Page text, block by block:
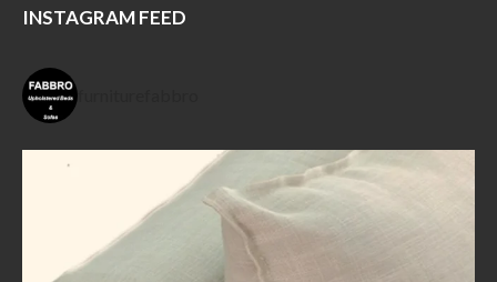
INSTAGRAM FEED